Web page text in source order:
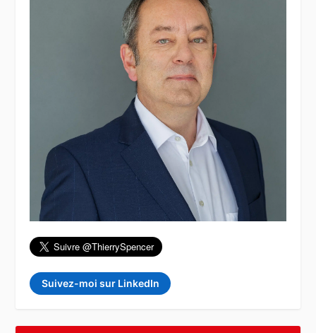
Suivez-moi sur LinkedIn